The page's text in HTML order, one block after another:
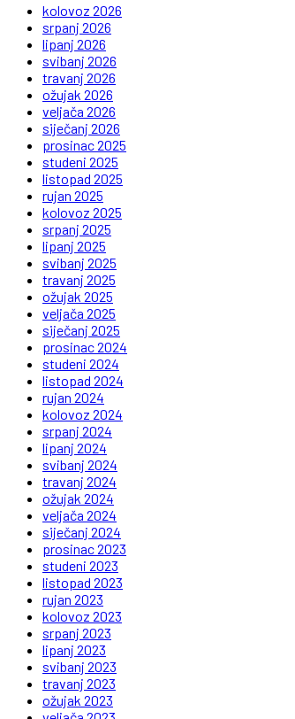
kolovoz 2026
srpanj 2026
lipanj 2026
svibanj 2026
travanj 2026
ožujak 2026
veljača 2026
siječanj 2026
prosinac 2025
studeni 2025
listopad 2025
rujan 2025
kolovoz 2025
srpanj 2025
lipanj 2025
svibanj 2025
travanj 2025
ožujak 2025
veljača 2025
siječanj 2025
prosinac 2024
studeni 2024
listopad 2024
rujan 2024
kolovoz 2024
srpanj 2024
lipanj 2024
svibanj 2024
travanj 2024
ožujak 2024
veljača 2024
siječanj 2024
prosinac 2023
studeni 2023
listopad 2023
rujan 2023
kolovoz 2023
srpanj 2023
lipanj 2023
svibanj 2023
travanj 2023
ožujak 2023